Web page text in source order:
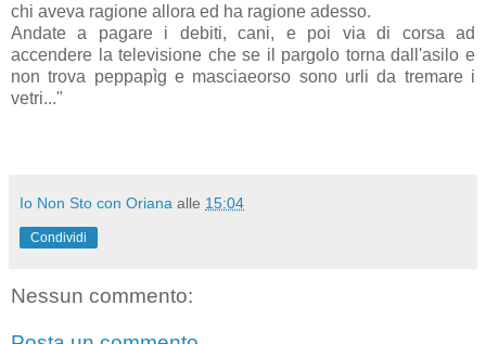
chi aveva ragione allora ed ha ragione adesso.
Andate a pagare i debiti, cani, e poi via di corsa ad
accendere la televisione che se il pargolo torna dall'asilo e
non trova peppapìg e masciaeorso sono urli da tremare i
vetri..."
Io Non Sto con Oriana alle 15:04
Condividi
Nessun commento: